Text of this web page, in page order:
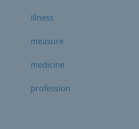
illness
measure
medicine
profession